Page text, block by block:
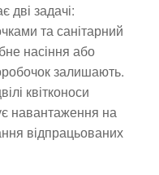
дві задачі:
та санітарний
насіння або
залишають.
квітконоси
навантаження на
відпрацьованих